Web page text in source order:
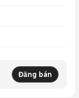
Đăng bán